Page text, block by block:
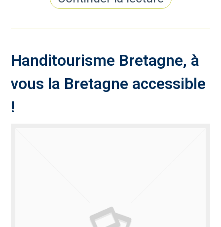
Handitourisme Bretagne, à
vous la Bretagne accessible
!